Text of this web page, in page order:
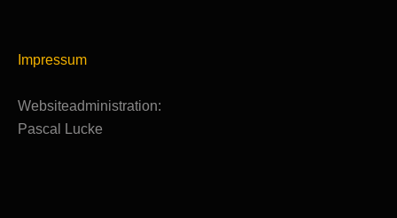
Impressum
Websiteadministration:
Pascal Lucke